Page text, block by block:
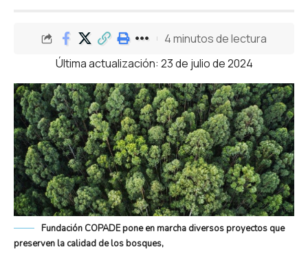
Última actualización: 23 de julio de 2024
4 minutos de lectura
Fundación COPADE pone en marcha diversos proyectos que
preserven la calidad de los bosques,